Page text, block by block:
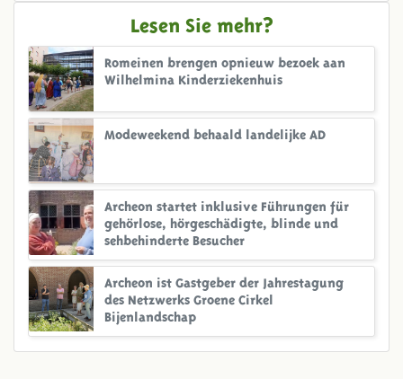
Lesen Sie mehr?
Romeinen brengen opnieuw bezoek aan
Wilhelmina Kinderziekenhuis
Modeweekend behaald landelijke AD
Archeon startet inklusive Führungen für
gehörlose, hörgeschädigte, blinde und
sehbehinderte Besucher
Archeon ist Gastgeber der Jahrestagung
des Netzwerks Groene Cirkel
Bijenlandschap